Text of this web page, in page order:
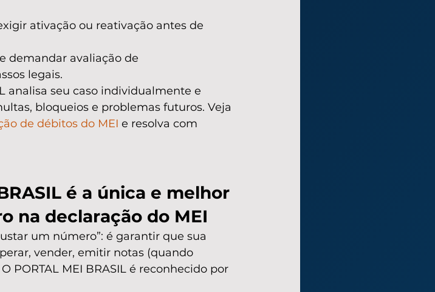
ativação ou reativação antes de
demandar avaliação de
legais.
analisa seu caso individualmente e
bloqueios e problemas futuros. Veja
de débitos do MEI e resolva com
é a única e melhor
na declaração do MEI
um número”: é garantir que sua
vender, emitir notas (quando
PORTAL MEI BRASIL é reconhecido por